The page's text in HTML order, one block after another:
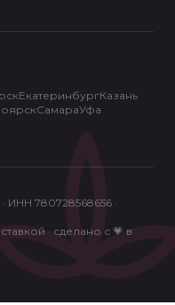
ЕкатеринбургКазань
СамараУфа
780728568656 ·
· сделано с 💗 в